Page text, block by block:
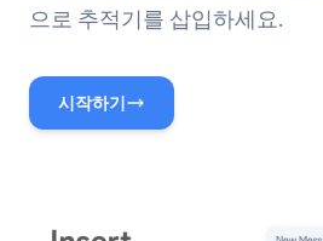
으로 추적기를 삽입하세요.
시작하기